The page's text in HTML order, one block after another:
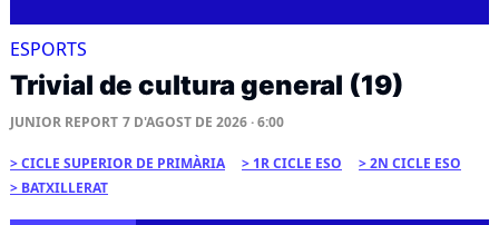
ESPORTS
Trivial de cultura general (19)
JUNIOR REPORT 7 D'AGOST DE 2026 · 6:00
CICLE SUPERIOR DE PRIMÀRIA 1R CICLE ESO
2N CICLE ESO
BATXILLERAT